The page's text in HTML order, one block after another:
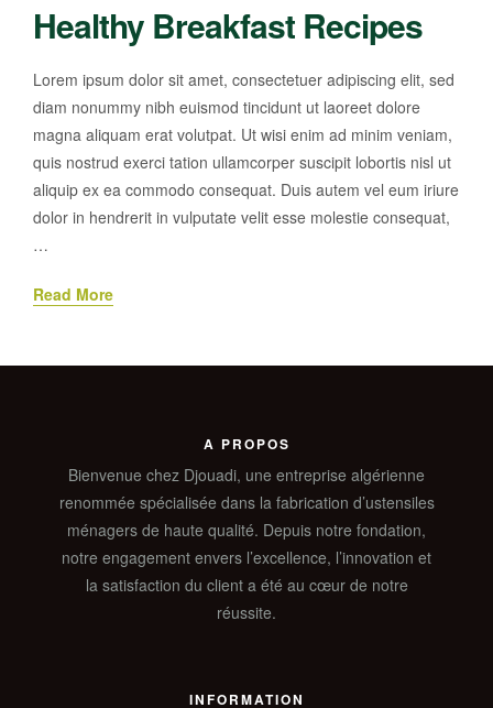
Healthy Breakfast Recipes
Lorem ipsum dolor sit amet, consectetuer adipiscing elit, sed
diam nonummy nibh euismod tincidunt ut laoreet dolore
magna aliquam erat volutpat. Ut wisi enim ad minim veniam,
quis nostrud exerci tation ullamcorper suscipit lobortis nisl ut
aliquip ex ea commodo consequat. Duis autem vel eum iriure
dolor in hendrerit in vulputate velit esse molestie consequat,
…
Read More
A PROPOS
Bienvenue chez Djouadi, une entreprise algérienne
renommée spécialisée dans la fabrication d’ustensiles
ménagers de haute qualité. Depuis notre fondation,
notre engagement envers l’excellence, l’innovation et
la satisfaction du client a été au cœur de notre
réussite.
INFORMATION